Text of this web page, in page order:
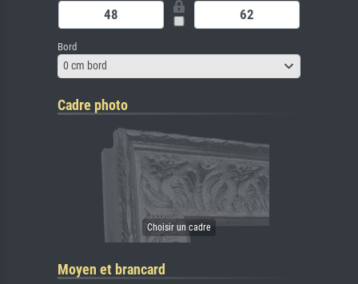
Bord
0 cm bord
Cadre photo
Moyen et brancard